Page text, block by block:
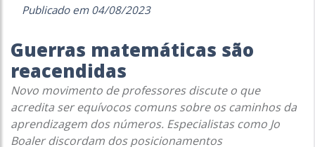
Publicado em 04/08/2023
Guerras matemáticas são
reacendidas
Novo movimento de professores discute o que
acredita ser equívocos comuns sobre os caminhos da
aprendizagem dos números. Especialistas como Jo
Boaler discordam dos posicionamentos